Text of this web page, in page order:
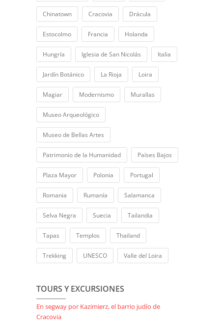
Chinatown Cracovia Drácula
Estocolmo Francia Holanda
Hungría Iglesia de San Nicolás Italia
Jardín Botánico La Rioja Loira
Magiar Modernismo Murallas
Museo Arqueológico
Museo de Bellas Artes
Patrimonio de la Humanidad Países Bajos
Plaza Mayor Polonia Portugal
Romania Rumanía Salamanca
Selva Negra Suecia Tailandia
Tapas Templos Thailand
Trekking UNESCO Valle del Loira
TOURS Y EXCURSIONES
En segway por Kazimierz, el barrio judío de
Cracovia